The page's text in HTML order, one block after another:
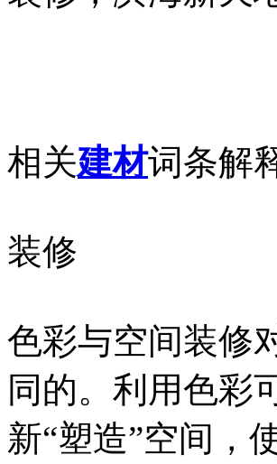
相关建材词条解
装修
色彩与空间装修
同的。利用色彩
新“塑造”空间，